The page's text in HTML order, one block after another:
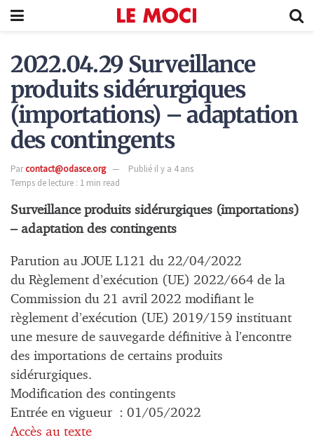
2022.04.29 Surveillance
produits sidérurgiques
(importations) – adaptation
des contingents
Parcontact@odasce.org
Publié il y a 4 ans
Temps de lecture : 1 min read
Surveillance produits sidérurgiques (importations)
– adaptation des contingents
Parution au JOUE L121 du 22/04/2022
du Règlement d’exécution (UE) 2022/664 de la
Commission du 21 avril 2022 modifiant le
règlement d’exécution (UE) 2019/159 instituant
une mesure de sauvegarde définitive à l’encontre
des importations de certains produits
sidérurgiques.
Modification des contingents
Entrée en vigueur : 01/05/2022
Accès au texte